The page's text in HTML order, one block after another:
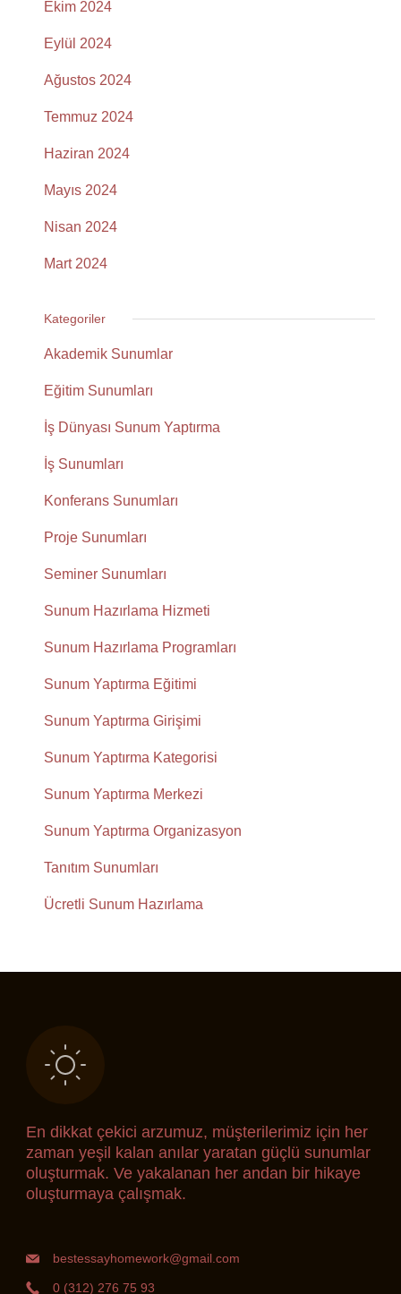
Ekim 2024
Eylül 2024
Ağustos 2024
Temmuz 2024
Haziran 2024
Mayıs 2024
Nisan 2024
Mart 2024
Kategoriler
Akademik Sunumlar
Eğitim Sunumları
İş Dünyası Sunum Yaptırma
İş Sunumları
Konferans Sunumları
Proje Sunumları
Seminer Sunumları
Sunum Hazırlama Hizmeti
Sunum Hazırlama Programları
Sunum Yaptırma Eğitimi
Sunum Yaptırma Girişimi
Sunum Yaptırma Kategorisi
Sunum Yaptırma Merkezi
Sunum Yaptırma Organizasyon
Tanıtım Sunumları
Ücretli Sunum Hazırlama
En dikkat çekici arzumuz, müşterilerimiz için her
zaman yeşil kalan anılar yaratan güçlü sunumlar
oluşturmak. Ve yakalanan her andan bir hikaye
oluşturmaya çalışmak.
bestessayhomework@gmail.com
0 (312) 276 75 93